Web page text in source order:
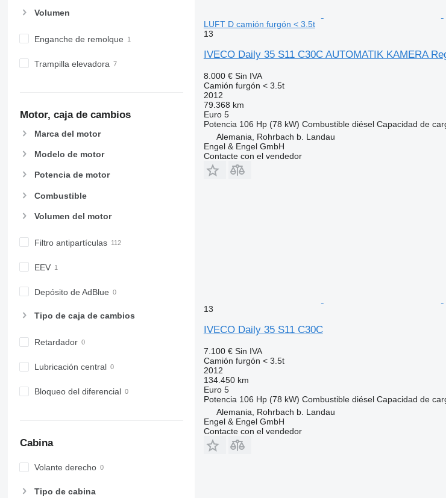
Volumen
Enganche de remolque
Trampilla elevadora
Motor, caja de cambios
Marca del motor
Modelo de motor
Potencia de motor
Combustible
Volumen del motor
Filtro antipartículas
EEV
Depósito de AdBlue
Tipo de caja de cambios
Retardador
Lubricación central
Bloqueo del diferencial
Cabina
Volante derecho
Tipo de cabina
LUFT D camión furgón < 3.5t
13
IVECO Daily 35 S11 C30C AUTOMATIK KAMERA
8.000 € Sin IVA
Camión furgón < 3.5t
2012
79.368 km
Euro 5
Potencia 106 Hp (78 kW) Combustible diésel Capacidad de
Alemania, Rohrbach b. Landau
Engel & Engel GmbH
Contacte con el vendedor
13
IVECO Daily 35 S11 C30C
7.100 € Sin IVA
Camión furgón < 3.5t
2012
134.450 km
Euro 5
Potencia 106 Hp (78 kW) Combustible diésel Capacidad de
Alemania, Rohrbach b. Landau
Engel & Engel GmbH
Contacte con el vendedor